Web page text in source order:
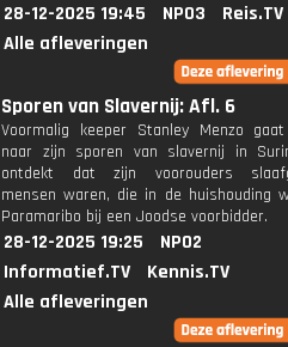
28-12-2025 19:45 NPO3
Reis.TV
Alle afleveringen
Sporen van Slavernij: Afl. 6
Voormalig keeper Stanley Menzo
naar zijn sporen van slavernij in
ontdekt dat zijn voorouders
mensen waren, die in de huishouding
Paramaribo bij een Joodse voorbidder.
28-12-2025 19:25
NPO2
Informatief.TV
Kennis.TV
Alle afleveringen